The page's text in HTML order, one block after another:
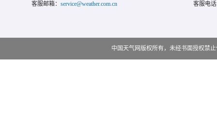
客服邮箱： service@weather.com.cn 客服电
中国天气网版权所有，未经书面授权